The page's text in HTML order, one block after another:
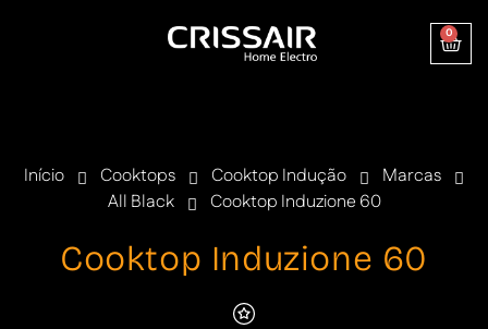
0
Início Cooktops Cooktop Indução
Marcas
All Black
Cooktop Induzione 60
Cooktop Induzione 60